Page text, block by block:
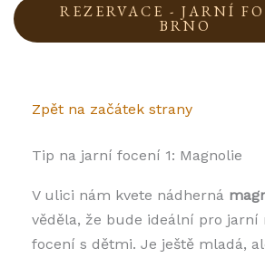
REZERVACE - JARNÍ
BRNO
Zpět na začátek strany
Tip na jarní focení 1: Magnolie
V ulici nám kvete nádherná
věděla, že bude ideální pro jarní
focení s dětmi. Je ještě mladá,